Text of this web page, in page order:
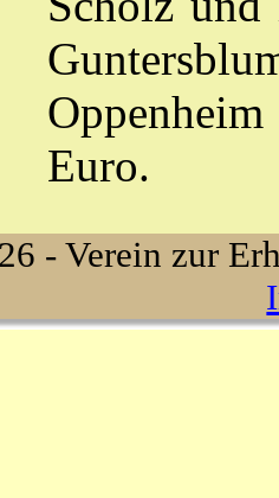
Euro.
- Verein zur